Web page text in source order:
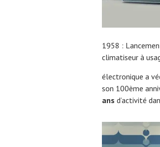
1958 :
climatiseur à
électronique a
son 100ème
ans d’activité